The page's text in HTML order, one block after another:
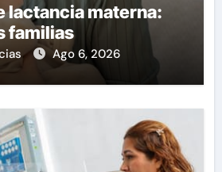
lactancia materna:
familias
Ago 6, 2026